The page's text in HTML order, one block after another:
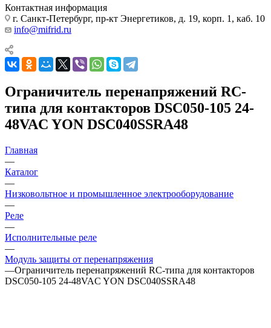
Контактная информация
г. Санкт-Петербург, пр-кт Энергетиков, д. 19, корп. 1, каб. 10
info@mifrid.ru
Ограничитель перенапряжений RC-
типа для контакторов DSC050-105 24-
48VAC YON DSC040SSRA48
Главная
—
Каталог
—
Низковольтное и промышленное электрооборудование
—
Реле
—
Исполнительные реле
—
Модуль защиты от перенапряжения
—Ограничитель перенапряжений RC-типа для контакторов
DSC050-105 24-48VAC YON DSC040SSRA48